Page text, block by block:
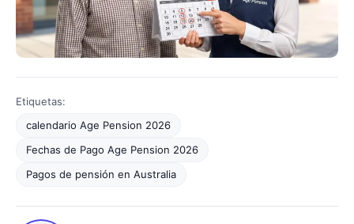
Etiquetas:
calendario Age Pension 2026
Fechas de Pago Age Pension 2026
Pagos de pensión en Australia